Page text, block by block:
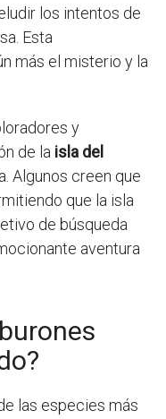
los intentos de
Esta
más el misterio y la
y
de la isla del
Algunos creen que
que la isla
de búsqueda
aventura
las especies más